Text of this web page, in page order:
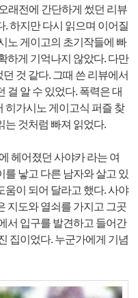
래전에 간단하게 썼던 리뷰
하지만 다시 읽으며 이어질
노 게이고의 초기작들에 빠
하게 기억나지 않았다. 다만
것 같다. 그때 쓴 리뷰에서
걸 알 수 있었다. 폭력은 대
히가시노 게이고식 퍼즐 찾
는 것처럼 빠져 읽었다.
헤어졌던 사야카 라는 여
낳고 다른 남자와 살고 있
이 되어 달라고 했다. 사야
지도와 열쇠를 가지고 그곳
서 입구를 발견하고 들어간
집이었다. 누군가에게 기념